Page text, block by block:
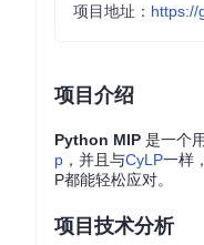
项目地址： https://
项目介绍
Python MIP 是一个
p ，并且与CyLP一样
P都能轻松应对。
项目技术分析